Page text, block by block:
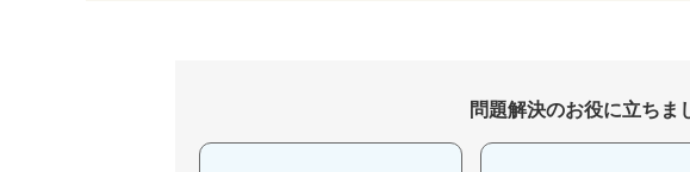
問題解決のお役に立ちま